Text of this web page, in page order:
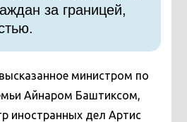
за границей,
министром по
Айнаром Баштиксом,
иностранных дел Артис